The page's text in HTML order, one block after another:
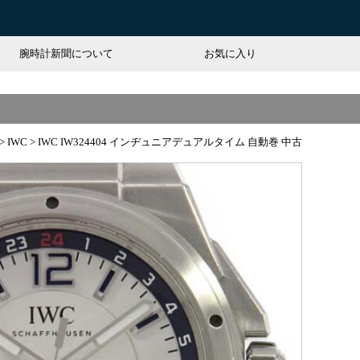
腕時計新聞について お気に入り
IWC > IWC IW324404 インヂュニアデュアルタイム 自動巻 中古